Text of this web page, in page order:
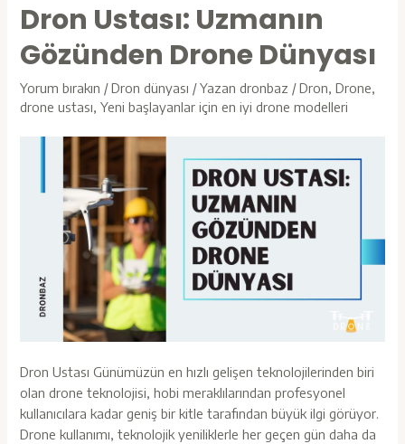
Dron Ustası: Uzmanın
Gözünden Drone Dünyası
Yorum bırakın /Dron dünyası / Yazan dronbaz /Dron,Drone,
drone ustası,Yeni başlayanlar için en iyi drone modelleri
Dron Ustası Günümüzün en hızlı gelişen teknolojilerinden biri
olan drone teknolojisi, hobi meraklılarından profesyonel
kullanıcılara kadar geniş bir kitle tarafından büyük ilgi görüyor.
Drone kullanımı, teknolojik yeniliklerle her geçen gün daha da